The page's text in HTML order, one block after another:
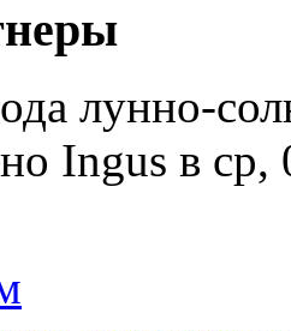
лунно-
Ingus в